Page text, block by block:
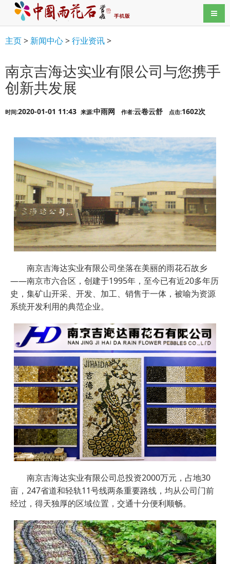
导航
主页> 新闻中心>行业资讯>
南京吉海达实业有限公司与您携手
创新共发展
时间:2020-01-01 11:43 来源:中雨网 作者:云卷云舒 点击:1602次
南京吉海达实业有限公司坐落在美丽的雨花石故乡
——南京市六合区，创建于1995年，至今已有近20多年历
史，集矿山开采、开发、加工、销售于一体，被喻为资源
系统开发利用的典范企业。
南京吉海达实业有限公司总投资2000万元，占地30
亩，247省道和轻轨11号线两条重要路线，均从公司门前
经过，得天独厚的区域位置，交通十分便利顺畅。